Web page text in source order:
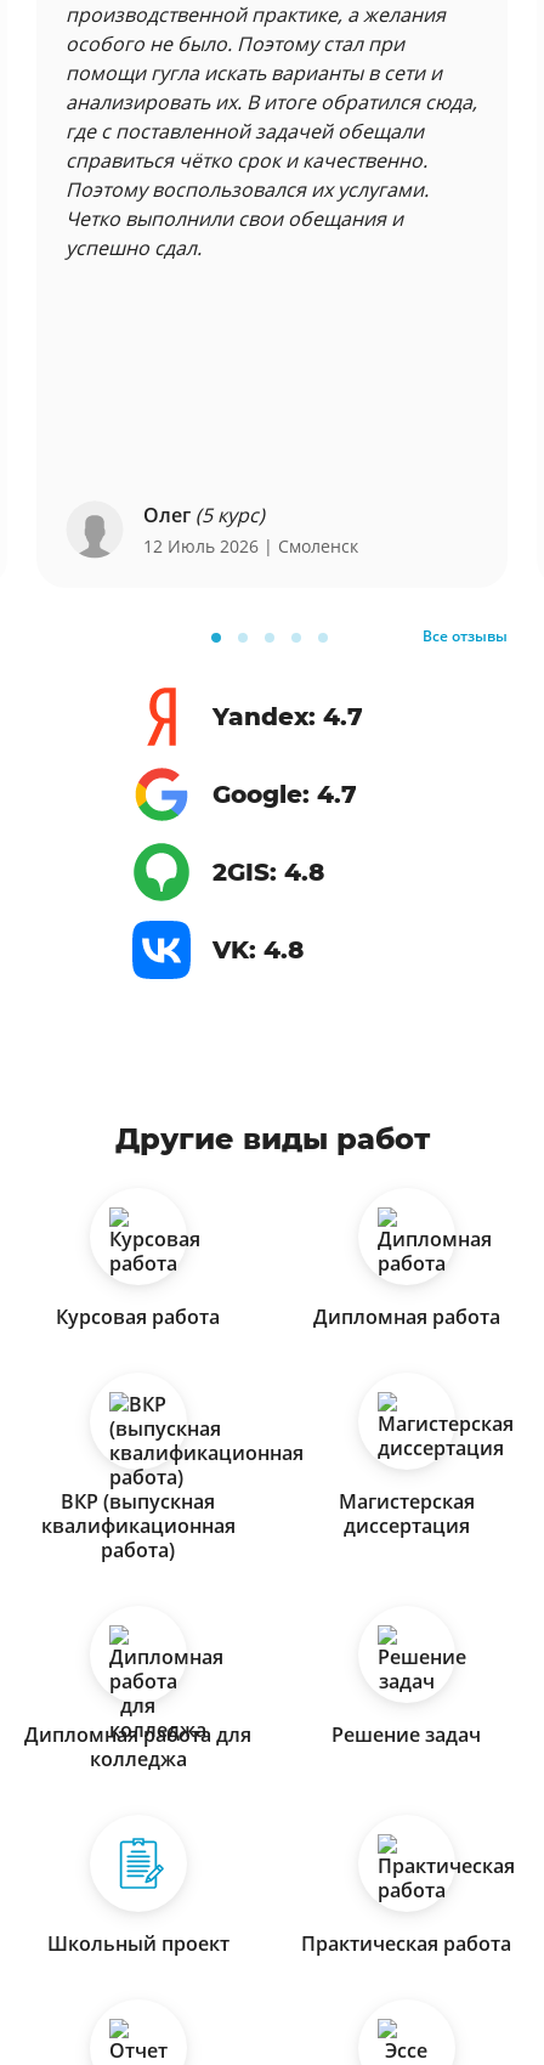
производственной практике, а желания
особого не было. Поэтому стал при
помощи гугла искать варианты в сети и
анализировать их. В итоге обратился сюда,
где с поставленной задачей обещали
справиться чётко срок и качественно.
Поэтому воспользовался их услугами.
Четко выполнили свои обещания и
успешно сдал.
Олег (5 курс)
12 Июль 2026 | Смоленск
Все отзывы
Yandex: 4.7
Google: 4.7
2GIS: 4.8
VK: 4.8
Другие виды работ
Курсовая работа Дипломная работа
ВКР (выпускная
квалификационная
работа)
Магистерская
диссертация
Дипломная работа для
колледжа
Решение задач
Школьный проект Практическая работа